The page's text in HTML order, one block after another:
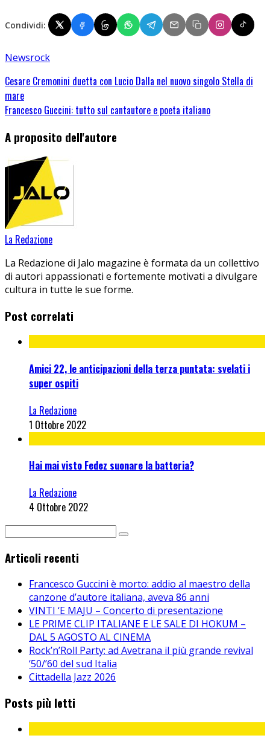
Condividi:
Newsrock
Cesare Cremonini duetta con Lucio Dalla nel nuovo singolo Stella di
mare
Francesco Guccini: tutto sul cantautore e poeta italiano
A proposito dell'autore
La Redazione
La Redazione di Jalo magazine è formata da un collettivo
di autori appassionati e fortemente motivati a divulgare
cultura in tutte le sue forme.
Post correlati
Amici 22, le anticipazioni della terza puntata: svelati i
super ospiti
La Redazione
1 Ottobre 2022
Hai mai visto Fedez suonare la batteria?
La Redazione
4 Ottobre 2022
Articoli recenti
Francesco Guccini è morto: addio al maestro della
canzone d’autore italiana, aveva 86 anni
VINTI ‘E MAJU – Concerto di presentazione
LE PRIME CLIP ITALIANE E LE SALE DI HOKUM –
DAL 5 AGOSTO AL CINEMA
Rock’n’Roll Party: ad Avetrana il più grande revival
‘50/’60 del sud Italia
Cittadella Jazz 2026
Posts più letti